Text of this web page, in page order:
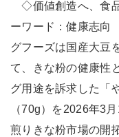
◇価値創造へ、食
ーワード：健康志
グフーズは国産大豆
て、きな粉の健康性
グ用途を訴求した「
（70g）を2026年3
煎りきな粉市場の開